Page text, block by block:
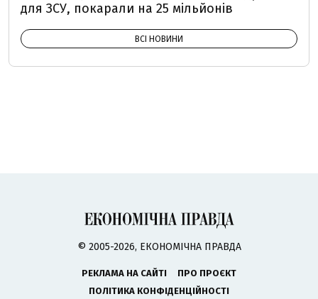
для ЗСУ, покарали на 25 мільйонів
ВСІ НОВИНИ
© 2005-2026, ЕКОНОМІЧНА ПРАВДА
РЕКЛАМА НА САЙТІ
ПРО ПРОЄКТ
ПОЛІТИКА КОНФІДЕНЦІЙНОСТІ